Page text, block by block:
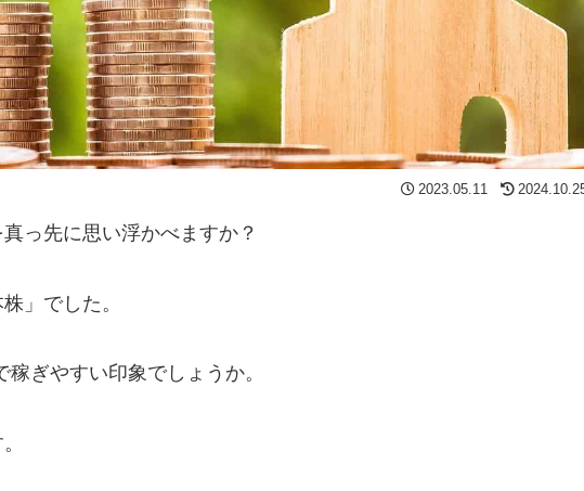
2023.05.11
っ先に思い浮かべますか？
」でした。
ぎやすい印象でしょうか。